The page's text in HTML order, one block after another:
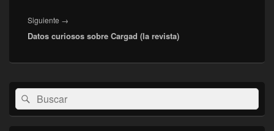
Siguiente →
siguiente:
Datos curiosos sobre Cargad (la revista)
El
área
de
Buscar
por:
Buscar